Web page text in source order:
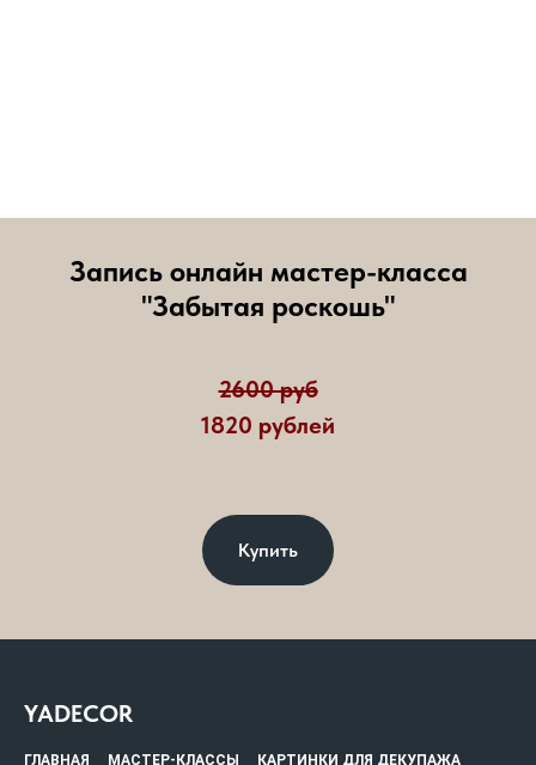
Запись онлайн мастер-класса
"Забытая роскошь"
2600 руб
1820 рублей
Купить
YADECOR
ГЛАВНАЯ МАСТЕР-КЛАССЫ КАРТИНКИ ДЛЯ ДЕКУПАЖА